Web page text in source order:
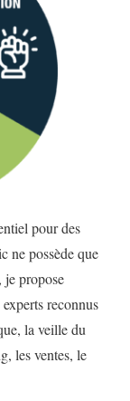
pour des
ne possède que
je propose
reconnus
la veille du
les ventes, le